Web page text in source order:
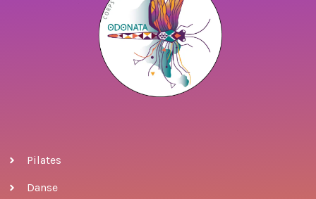
Pilates
Danse